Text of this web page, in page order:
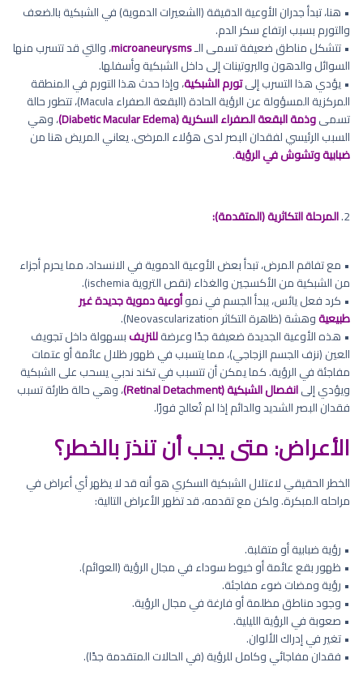
• هنا، تبدأ جدران الأوعية الدقيقة (الشعيرات الدموية) في الشبكية بالضعف
والتورم بسبب ارتفاع سكر الدم.
• تتشكل مناطق ضعيفة تسمى الـmicroaneurysms، والتي قد تتسرب منها
السوائل والدهون والبروتينات إلى داخل الشبكية وأسفلها.
• يؤدي هذا التسرب إلىتورم الشبكية، وإذا حدث هذا التورم في المنطقة
المركزية المسؤولة عن الرؤية الحادة (البقعة الصفراء Macula)، تتطور حالة
تسمىوذمة البقعة الصفراء السكرية (Diabetic Macular Edema)
، وهي
السبب الرئيسي لفقدان البصر لدى هؤلاء المرضى. يعاني المريض هنا من
ضبابية وتشوش في الرؤية.
2. المرحلة التكاثرية (المتقدمة):
• مع تفاقم المرض، تبدأ بعض الأوعية الدموية في الانسداد، مما يحرم أجزاء
من الشبكية من الأكسجين والغذاء (نقص التروية ischemia).
• كرد فعل يائس، يبدأ الجسم في نموأوعية دموية جديدة غير
طبيعيةوهشة (ظاهرة التكاثر Neovascularization).
• هذه الأوعية الجديدة ضعيفة جدًا وعرضةللنزيفبسهولة داخل تجويف
العين (نزف الجسم الزجاجي)، مما يتسبب في ظهور ظلال عائمة أو عتمات
مفاجئة في الرؤية. كما يمكن أن تتسبب في تكند ندبي يسحب على الشبكية
ويؤدي إلىانفصال الشبكية (Retinal Detachment)
، وهي حالة طارئة تسبب
فقدان البصر الشديد والدائم إذا لم تُعالج فورًا.
الأعراض: متى يجب أن تنذرَ بالخطر؟
الخطر الحقيقي لاعتلال الشبكية السكري هو أنه قد لا يظهر أي أعراض في
مراحله المبكرة. ولكن مع تقدمه، قد تظهر الأعراض التالية:
• رؤية ضبابية أو متقلبة.
• ظهور بقع عائمة أو خيوط سوداء في مجال الرؤية (العوائم).
• رؤية ومضات ضوء مفاجئة.
• وجود مناطق مظلمة أو فارغة في مجال الرؤية.
• صعوبة في الرؤية الليلية.
• تغير في إدراك الألوان.
• فقدان مفاجائي وكامل للرؤية (في الحالات المتقدمة جدًا).